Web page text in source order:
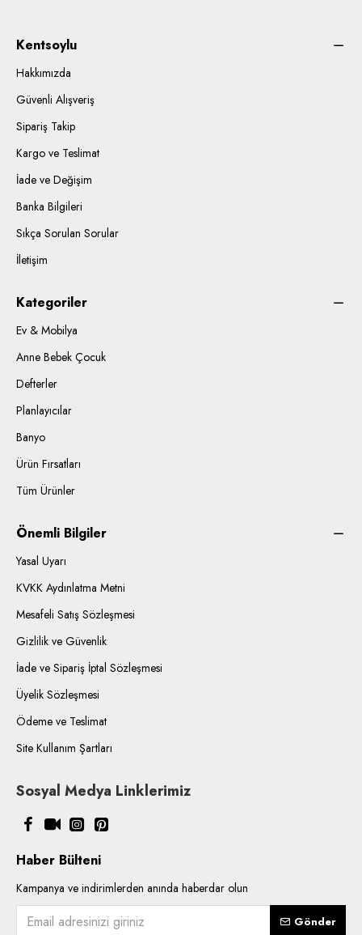
Kentsoylu
Hakkımızda
Güvenli Alışveriş
Sipariş Takip
Kargo ve Teslimat
İade ve Değişim
Banka Bilgileri
Sıkça Sorulan Sorular
İletişim
Kategoriler
Ev & Mobilya
Anne Bebek Çocuk
Defterler
Planlayıcılar
Banyo
Ürün Fırsatları
Tüm Ürünler
Önemli Bilgiler
Yasal Uyarı
KVKK Aydınlatma Metni
Mesafeli Satış Sözleşmesi
Gizlilik ve Güvenlik
İade ve Sipariş İptal Sözleşmesi
Üyelik Sözleşmesi
Ödeme ve Teslimat
Site Kullanım Şartları
Sosyal Medya Linklerimiz
Haber Bülteni
Kampanya ve indirimlerden anında haberdar olun
Gönder